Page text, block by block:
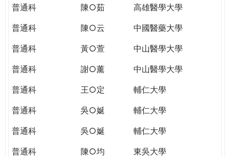
普通科
陳○茹
高雄醫學大學
普通科
陳○云
中國醫藥大學
普通科
黃○萱
中山醫學大學
普通科
謝○薰
中山醫學大學
普通科
王○定
輔仁大學
普通科
吳○娫
輔仁大學
普通科
吳○娫
輔仁大學
普通科
陳○均
東吳大學